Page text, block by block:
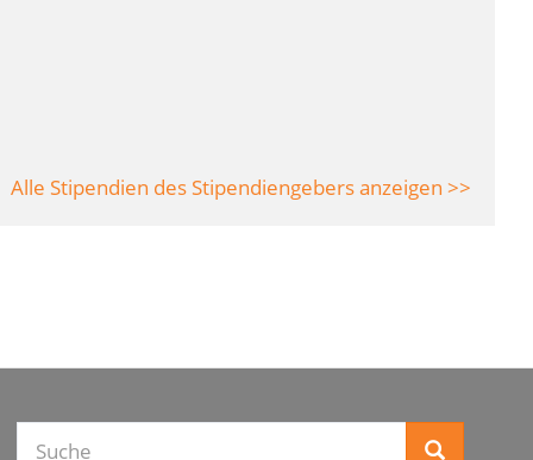
Alle Stipendien des Stipendiengebers anzeigen >>